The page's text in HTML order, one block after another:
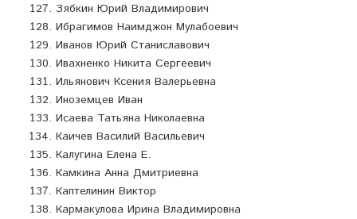
Зябкин Юрий Владимирович
Ибрагимов Наимджон Мулабоевич
Иванов Юрий Станиславович
Ивахненко Никита Сергеевич
Ильянович Ксения Валерьевна
Иноземцев Иван
Исаева Татьяна Николаевна
Каичев Василий Васильевич
Калугина Елена Е.
Камкина Анна Дмитриевна
Каптелинин Виктор
Кармакулова Ирина Владимировна